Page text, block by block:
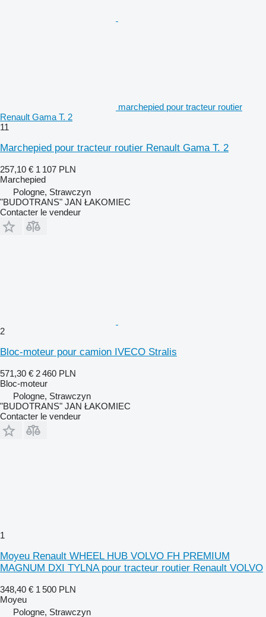
marchepied pour tracteur routier
Renault Gama T. 2
11
Marchepied pour tracteur routier Renault Gama T. 2
257,10 € 1 107 PLN
Marchepied
Pologne, Strawczyn
"BUDOTRANS" JAN ŁAKOMIEC
Contacter le vendeur
2
Bloc-moteur pour camion IVECO Stralis
571,30 € 2 460 PLN
Bloc-moteur
Pologne, Strawczyn
"BUDOTRANS" JAN ŁAKOMIEC
Contacter le vendeur
1
Moyeu Renault WHEEL HUB VOLVO FH PREMIUM
MAGNUM DXI TYLNA pour tracteur routier Renault VOLVO
348,40 € 1 500 PLN
Moyeu
Pologne, Strawczyn